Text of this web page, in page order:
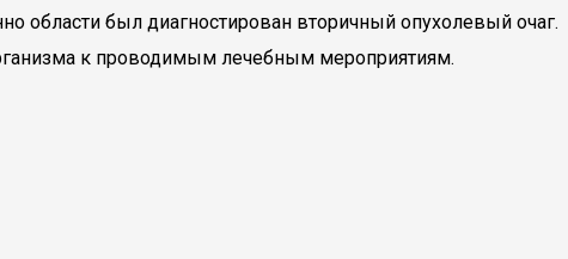
области был диагностирован вторичный опухолевый очаг.
к проводимым лечебным мероприятиям.